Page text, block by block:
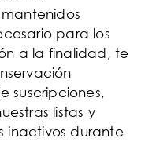
para los
a la finalidad, te
suscripciones,
listas y
inactivos durante